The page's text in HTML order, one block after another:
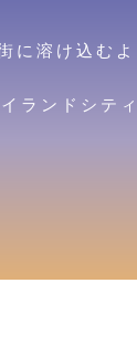
に溶け込む
ランドシティ